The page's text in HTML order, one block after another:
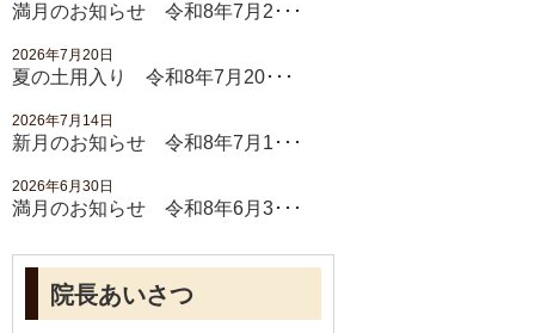
満月のお知らせ 令和8年7月2･･･
2026年7月20日
夏の土用入り 令和8年7月20･･･
2026年7月14日
新月のお知らせ 令和8年7月1･･･
2026年6月30日
満月のお知らせ 令和8年6月3･･･
院長あいさつ